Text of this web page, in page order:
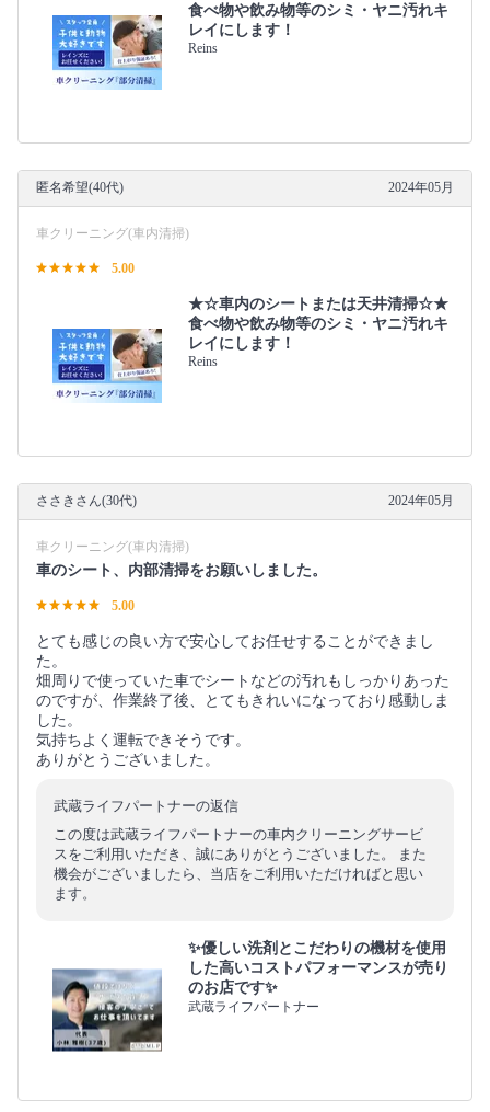
食べ物や飲み物等のシミ・ヤニ汚れキ
レイにします！
Reins
匿名希望(40代) 2024年05月
車クリーニング(車内清掃)
5.00
★☆車内のシートまたは天井清掃☆★
食べ物や飲み物等のシミ・ヤニ汚れキ
レイにします！
Reins
ささきさん(30代) 2024年05月
車クリーニング(車内清掃)
車のシート、内部清掃をお願いしました。
5.00
とても感じの良い方で安心してお任せすることができまし
た。
畑周りで使っていた車でシートなどの汚れもしっかりあった
のですが、作業終了後、とてもきれいになっており感動しま
した。
気持ちよく運転できそうです。
ありがとうございました。
武蔵ライフパートナーの返信
この度は武蔵ライフパートナーの車内クリーニングサービ
スをご利用いただき、誠にありがとうございました。 また
機会がございましたら、当店をご利用いただければと思い
ます。
✨優しい洗剤とこだわりの機材を使用
した高いコストパフォーマンスが売り
のお店です✨
武蔵ライフパートナー